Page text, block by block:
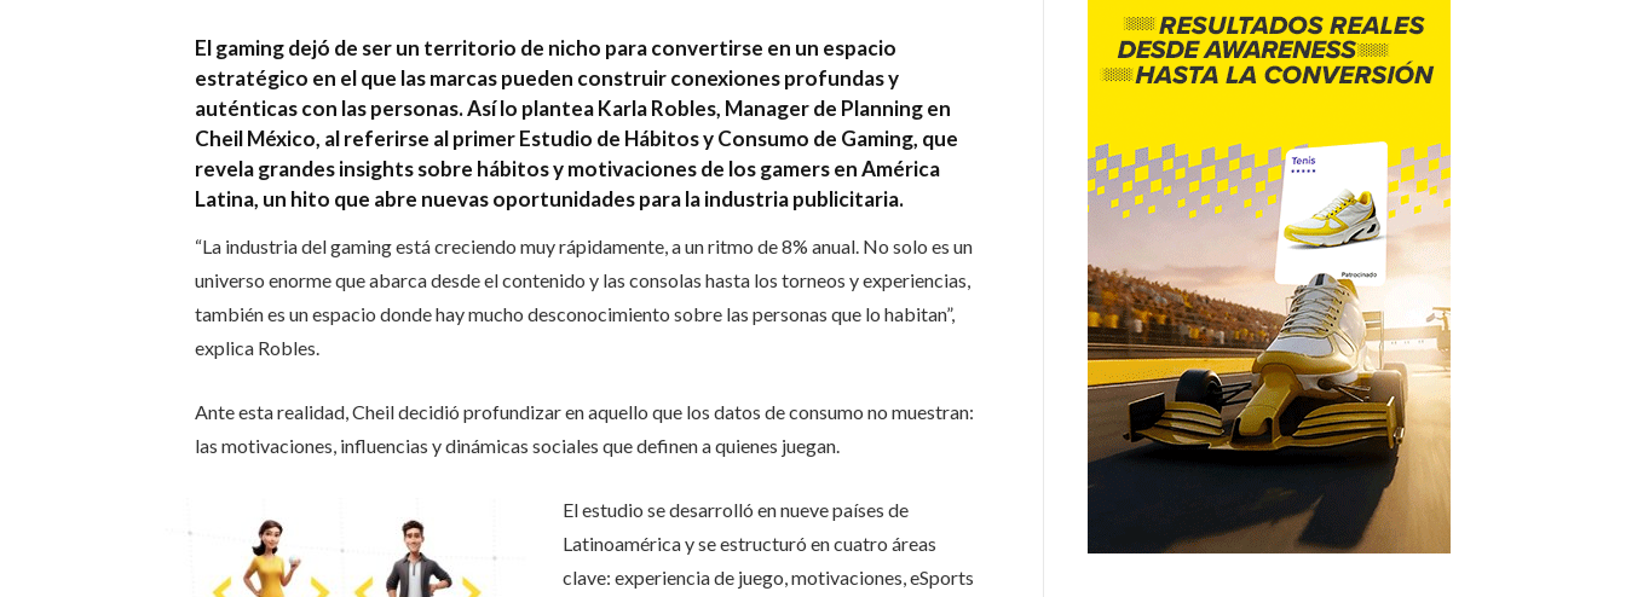
El gaming dejó de ser un territorio de nicho para convertirse en un espacio
estratégico en el que las marcas pueden construir conexiones profundas y
auténticas con las personas. Así lo plantea Karla Robles, Manager de Planning en
Cheil México, al referirse al primer Estudio de Hábitos y Consumo de Gaming, que
revela grandes insights sobre hábitos y motivaciones de los gamers en América
Latina, un hito que abre nuevas oportunidades para la industria publicitaria.
“La industria del gaming está creciendo muy rápidamente, a un ritmo de 8% anual. No solo es un
universo enorme que abarca desde el contenido y las consolas hasta los torneos y experiencias,
también es un espacio donde hay mucho desconocimiento sobre las personas que lo habitan”,
explica Robles.
Ante esta realidad, Cheil decidió profundizar en aquello que los datos de consumo no muestran:
las motivaciones, influencias y dinámicas sociales que definen a quienes juegan.
El estudio se desarrolló en nueve países de
Latinoamérica y se estructuró en cuatro áreas
clave: experiencia de juego, motivaciones, eSports